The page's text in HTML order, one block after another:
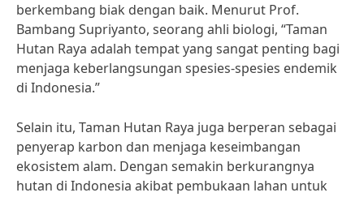
berkembang biak dengan baik. Menurut Prof.
Bambang Supriyanto, seorang ahli biologi, “Taman
Hutan Raya adalah tempat yang sangat penting bagi
menjaga keberlangsungan spesies-spesies endemik
di Indonesia.”
Selain itu, Taman Hutan Raya juga berperan sebagai
penyerap karbon dan menjaga keseimbangan
ekosistem alam. Dengan semakin berkurangnya
hutan di Indonesia akibat pembukaan lahan untuk